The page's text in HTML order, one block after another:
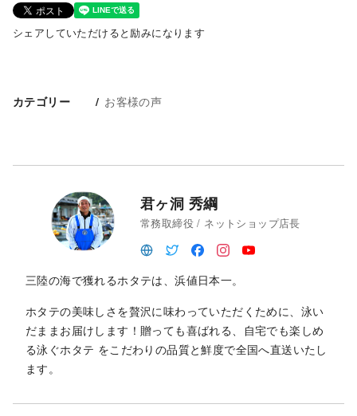
シェアしていただけると励みになります
カテゴリー お客様の声
君ヶ洞 秀綱
常務取締役 / ネットショップ店長
三陸の海で獲れるホタテは、浜値日本一。
ホタテの美味しさを贅沢に味わっていただくために、泳い
だままお届けします！贈っても喜ばれる、自宅でも楽しめ
る泳ぐホタテ をこだわりの品質と鮮度で全国へ直送いたし
ます。